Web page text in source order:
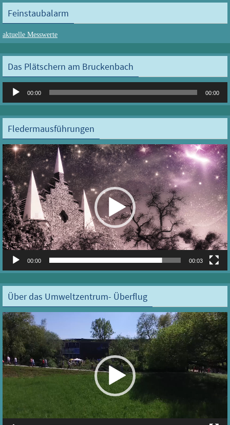
Feinstaubalarm
aktuelle Messwerte
Das Plätschern am Bruckenbach
Audio-
00:00 00:00
Fledermausführungen
Video-
Player
00:00 00:03
Über das Umweltzentrum- Überflug
Video-
Player